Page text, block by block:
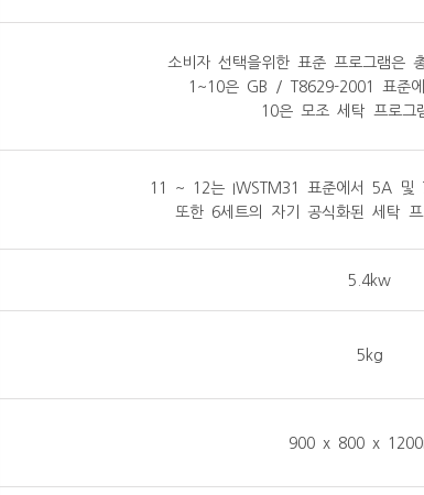
소비자 선택을위한 표준 프로그램은
1~10은 GB / T8629-2001 표준
10은 모조 세탁 프로그
11 ~ 12는 IWSTM31 표준에서 5A 및
또한 6세트의 자기 공식화된 세탁 프
5.4kw
5kg
900 x 800 x